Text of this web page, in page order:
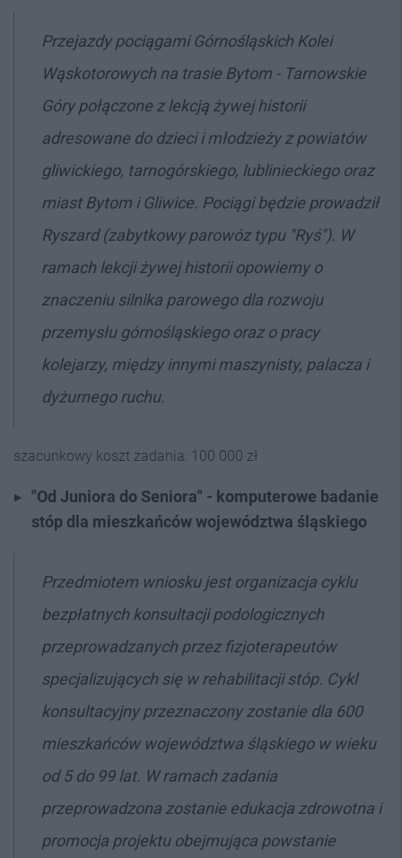
Przejazdy pociągami Górnośląskich Kolei
Wąskotorowych na trasie Bytom - Tarnowskie
Góry połączone z lekcją żywej historii
adresowane do dzieci i młodzieży z powiatów
gliwickiego, tarnogórskiego, lublinieckiego oraz
miast Bytom i Gliwice. Pociągi będzie prowadził
Ryszard (zabytkowy parowóz typu "Ryś"). W
ramach lekcji żywej historii opowiemy o
znaczeniu silnika parowego dla rozwoju
przemysłu górnośląskiego oraz o pracy
kolejarzy, między innymi maszynisty, palacza i
dyżurnego ruchu.
szacunkowy koszt zadania: 100 000 zł
"Od Juniora do Seniora" - komputerowe badanie
stóp dla mieszkańców województwa śląskiego
Przedmiotem wniosku jest organizacja cyklu
bezpłatnych konsultacji podologicznych
przeprowadzanych przez fizjoterapeutów
specjalizujących się w rehabilitacji stóp. Cykl
konsultacyjny przeznaczony zostanie dla 600
mieszkańców województwa śląskiego w wieku
od 5 do 99 lat. W ramach zadania
przeprowadzona zostanie edukacja zdrowotna i
promocja projektu obejmująca powstanie